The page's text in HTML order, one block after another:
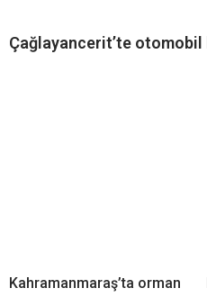
Çağlayancerit’te otomobil
Kahramanmaraş’ta orman